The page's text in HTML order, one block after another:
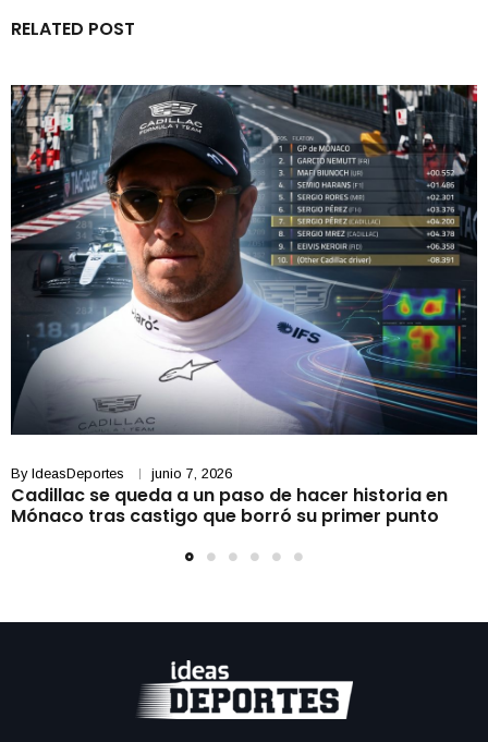
RELATED POST
By IdeasDeportes junio 7, 2026
Cadillac se queda a un paso de hacer historia en
Mónaco tras castigo que borró su primer punto